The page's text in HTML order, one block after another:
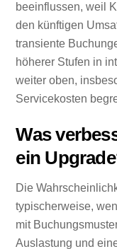
beeinflussen, weil
den künftigen
transiente
höherer Stufen in
weiter oben,
Servicekosten
Was
ein
Die
typischerweise,
mit
Auslastung und